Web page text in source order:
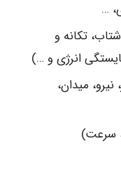
…
تکانه و
انرژی و …)
میدان،
سرعت)